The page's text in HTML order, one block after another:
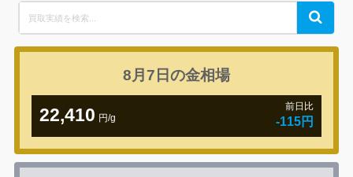
for:
Search
8月7日の金相場
22,410 円/g
前日比
-115円